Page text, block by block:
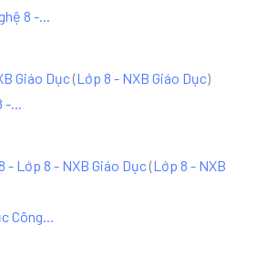
8 -...
Giáo Dục(Lớp 8 - NXB Giáo Dục)
-...
- Lớp 8 - NXB Giáo Dục(Lớp 8 - NXB
Công...